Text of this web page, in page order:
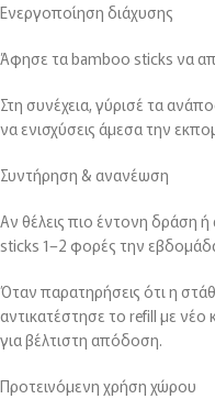
Ενεργοποίηση διάχυσης
Άφησε τα bamboo sticks να
Στη συνέχεια, γύρισέ τα
να ενισχύσεις άμεσα την
Συντήρηση & ανανέωση
Αν θέλεις πιο έντονη δράση
sticks 1–2 φορές την
Όταν παρατηρήσεις ότι η
αντικατέστησε το refill με νέο
για βέλτιστη απόδοση.
Προτεινόμενη χρήση χώρου